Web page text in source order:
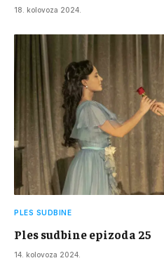
18. kolovoza 2024.
PLES SUDBINE
Ples sudbine epizoda 25
14. kolovoza 2024.